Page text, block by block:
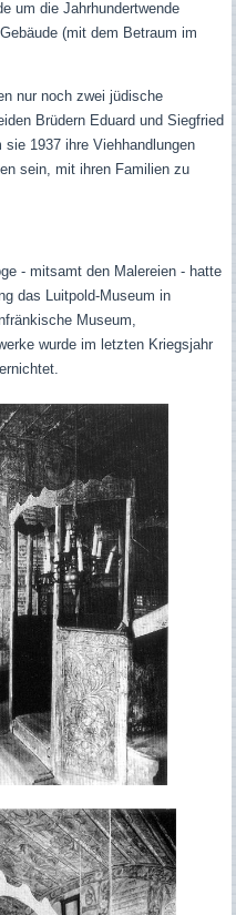
um die Jahrhundertwende
(mit dem Betraum im
nur noch zwei jüdische
Brüdern Eduard und Siegfried
1937 ihre Viehhandlungen
sein, mit ihren Familien zu
- mitsamt den Malereien - hatte
das Luitpold-Museum in
Museum,
wurde im letzten Kriegsjahr